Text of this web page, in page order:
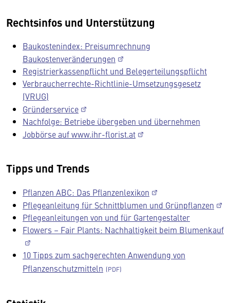
Rechtsinfos und Unterstützung
Baukostenindex: Preisumrechnung
Baukostenveränderungen
Registrierkassenpflicht und Belegerteilungspflicht
Verbraucherrechte-Richtlinie-Umsetzungsgesetz
(VRUG)
Gründerservice
Nachfolge: Betriebe übergeben und übernehmen
Jobbörse auf www.ihr-florist.at
Tipps und Trends
Pflanzen ABC: Das Pflanzenlexikon
Pflegeanleitung für Schnittblumen und Grünpflanzen
Pflegeanleitungen von und für Gartengestalter
Flowers – Fair Plants: Nachhaltigkeit beim Blumenkauf
10 Tipps zum sachgerechten Anwendung von
Pflanzenschutzmitteln